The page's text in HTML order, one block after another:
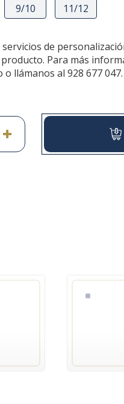
9/10 11/12
de
Para más
o llámanos al 928 677 047.